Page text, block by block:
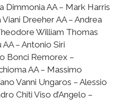
Dimmonia AA – Mark Harris
Dreeher AA – Andrea
William Thomas
– Antonio Siri
Bonci Remorex –
AA – Massimo
Vanni Ungaros – Alessio
Chiti Viso d’Angelo –